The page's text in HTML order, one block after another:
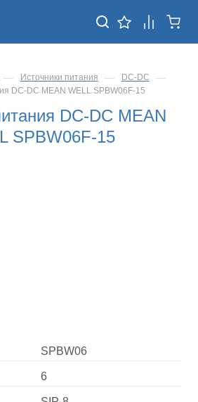
— Источники питания — DC-DC —
DC-DC MEAN WELL SPBW06F-15
DC-DC MEAN
SPBW06F-15
SPBW06
6